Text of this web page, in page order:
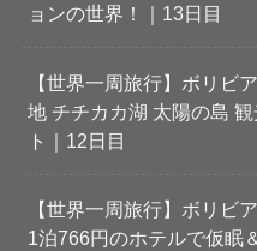
ョンの世界！｜13日目
【世界一周旅行】ボリビ
地 チチカカ湖 太陽の島
ト｜12日目
【世界一周旅行】ボリビ
1泊766円のホテルで仮眠